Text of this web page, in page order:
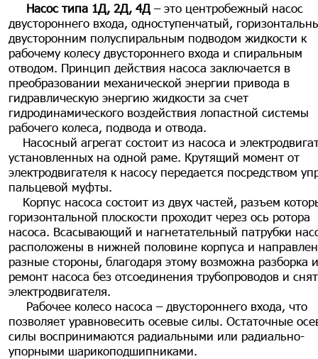
Насос типа 1Д, 2Д, 4Д – это центробежный насос
двустороннего входа, одноступенчатый,
двусторонним полуспиральным подводом жидкости к
рабочему колесу двустороннего входа и спиральным
отводом. Принцип действия насоса заключается в
преобразовании механической энергии привода в
гидравлическую энергию жидкости за счет
гидродинамического воздействия лопастной системы
рабочего колеса, подвода и отвода.
Насосный агрегат состоит из насоса и
установленных на одной раме. Крутящий момент от
электродвигателя к насосу передается посредством
пальцевой муфты.
Корпус насоса состоит из двух частей, разъем
горизонтальной плоскости проходит через ось ротора
насоса. Всасывающий и нагнетательный патрубки
расположены в нижней половине корпуса и
разные стороны, благодаря этому возможна разборка и
ремонт насоса без отсоединения трубопроводов и
электродвигателя.
Рабочее колесо насоса – двустороннего входа, что
позволяет уравновесить осевые силы. Остаточные
силы воспринимаются радиальными или радиально-
упорными шарикоподшипниками.